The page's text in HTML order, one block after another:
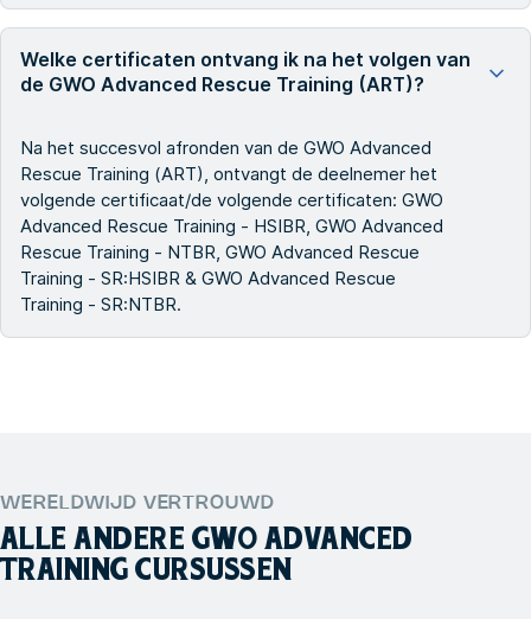
Welke certificaten ontvang ik na het volgen van
de GWO Advanced Rescue Training (ART)?
Na het succesvol afronden van de GWO Advanced
Rescue Training (ART), ontvangt de deelnemer het
volgende certificaat/de volgende certificaten: GWO
Advanced Rescue Training - HSIBR, GWO Advanced
Rescue Training - NTBR, GWO Advanced Rescue
Training - SR:HSIBR & GWO Advanced Rescue
Training - SR:NTBR.
WERELDWIJD VERTROUWD
ALLE ANDERE GWO ADVANCED
TRAINING CURSUSSEN